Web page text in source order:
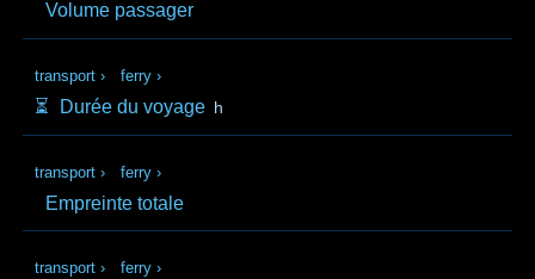
Volume passager
transport › ferry ›
⏳️ Durée du voyage h
transport › ferry ›
Empreinte totale
transport › ferry ›